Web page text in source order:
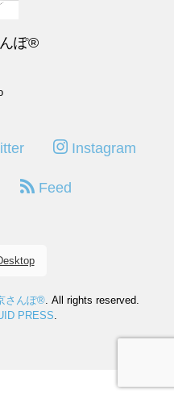
ぽ®
Instagram
Feed
さんぽ®. All rights reserved.
PRESS.